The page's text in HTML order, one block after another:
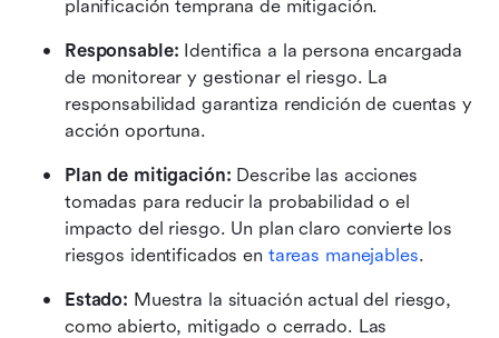
planificación temprana de mitigación.
Responsable: Identifica a la persona encargada
de monitorear y gestionar el riesgo. La
responsabilidad garantiza rendición de cuentas y
acción oportuna.
Plan de mitigación: Describe las acciones
tomadas para reducir la probabilidad o el
impacto del riesgo. Un plan claro convierte los
riesgos identificados en tareas manejables.
Estado: Muestra la situación actual del riesgo,
como abierto, mitigado o cerrado. Las